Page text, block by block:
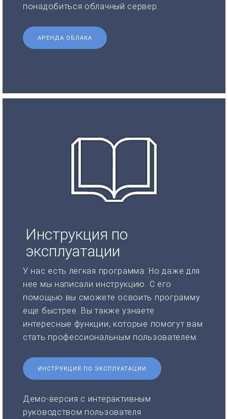
понадобиться облачный сервер.
АРЕНДА ОБЛАКА
Инструкция по
эксплуатации
У нас есть легкая программа. Но даже для
нее мы написали инструкцию. С его
помощью вы сможете освоить программу
еще быстрее. Вы также узнаете
интересные функции, которые помогут вам
стать профессиональным пользователем.
ИНСТРУКЦИЯ ПО ЭКСПЛУАТАЦИИ
Демо-версия с интерактивным
руководством пользователя